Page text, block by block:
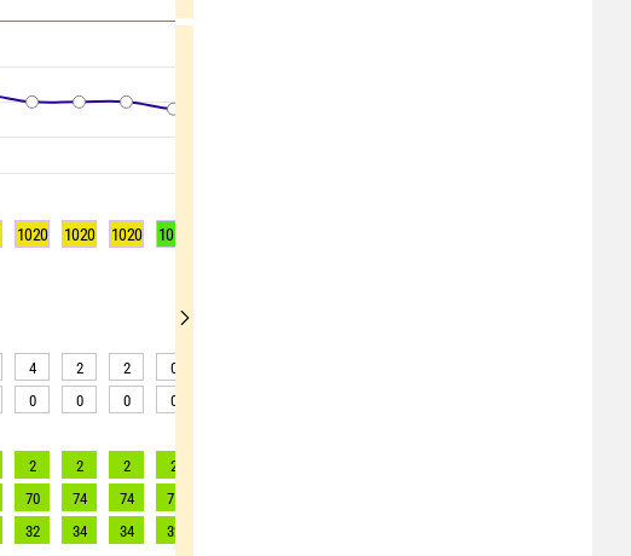
1020 1020 1020 1019
4 2 2 0
0 0 0 0
2 2 2 2
70 74 74 71
32 34 34 32